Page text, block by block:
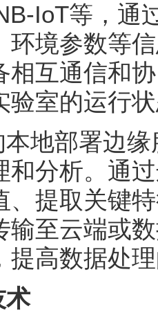
IoT等，通
环境参数等
相互通信和
验室的运行
地部署边
和分析。通
、提取关键
输至云端或
提高数据处
术